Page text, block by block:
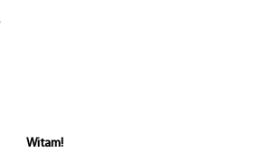
Witam!